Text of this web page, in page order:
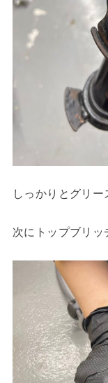
しっかりとグリー
次にトップブリ